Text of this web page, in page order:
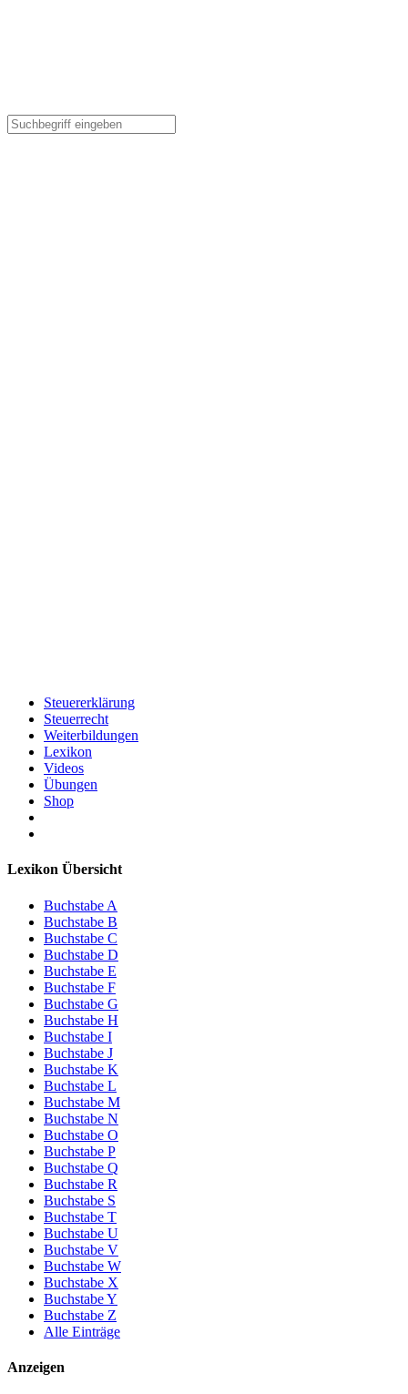
Steuererklärung
Steuerrecht
Weiterbildungen
Lexikon
Videos
Übungen
Shop
Lexikon Übersicht
Buchstabe A
Buchstabe B
Buchstabe C
Buchstabe D
Buchstabe E
Buchstabe F
Buchstabe G
Buchstabe H
Buchstabe I
Buchstabe J
Buchstabe K
Buchstabe L
Buchstabe M
Buchstabe N
Buchstabe O
Buchstabe P
Buchstabe Q
Buchstabe R
Buchstabe S
Buchstabe T
Buchstabe U
Buchstabe V
Buchstabe W
Buchstabe X
Buchstabe Y
Buchstabe Z
Alle Einträge
Anzeigen